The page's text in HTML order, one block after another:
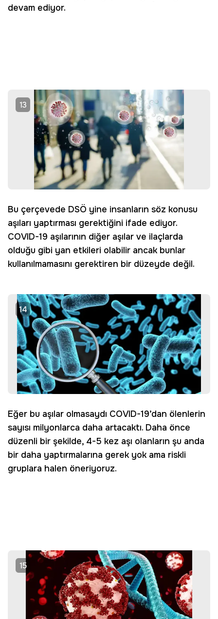
devam ediyor.
13
Bu çerçevede DSÖ yine insanların söz konusu
aşıları yaptırması gerektiğini ifade ediyor.
COVID-19 aşılarının diğer aşılar ve ilaçlarda
olduğu gibi yan etkileri olabilir ancak bunlar
kullanılmamasını gerektiren bir düzeyde değil.
14
Eğer bu aşılar olmasaydı COVID-19’dan ölenlerin
sayısı milyonlarca daha artacaktı. Daha önce
düzenli bir şekilde, 4-5 kez aşı olanların şu anda
bir daha yaptırmalarına gerek yok ama riskli
gruplara halen öneriyoruz.
15